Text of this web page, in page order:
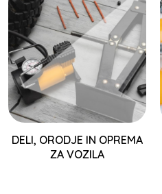
DELI, ORODJE IN OPREMA
ZA VOZILA